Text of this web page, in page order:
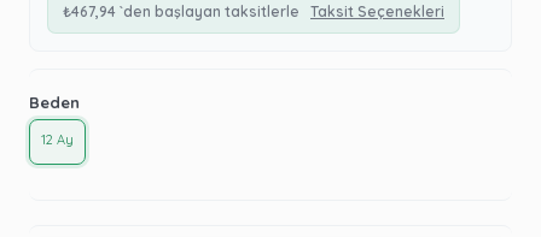
₺467,94 `den başlayan taksitlerle Taksit Seçenekleri
Beden
12 Ay